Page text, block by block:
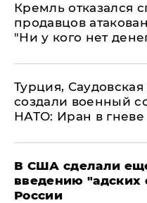
Кремль отказался
продавцов
"Ни у кого нет
Турция,
создали военный
НАТО: Иран в гневе
В США сделали
введению "адских
России